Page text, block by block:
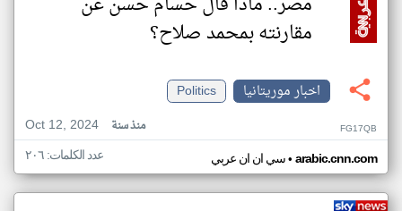
مقارنته بمحمد صلاح؟
اخبار موريتانيا
Politics
Oct 12, 2024
منذ سنة FG17QB
سي ان ان عربي• arabic.cnn.com عدد الكلمات: ٢٠٦